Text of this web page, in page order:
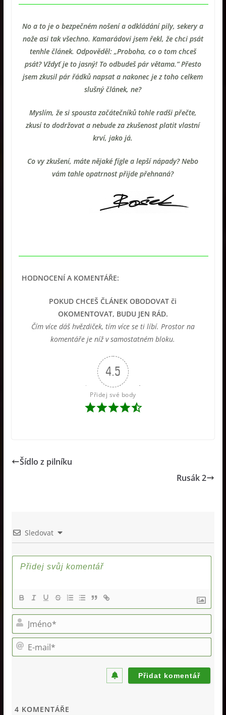
No a to je o bezpečném nošení a odkládání pily, sekery a
nože asi tak všechno. Kamarádovi jsem řekl, že chci psát
tenhle článek. Odpověděl: „Proboha, co o tom chceš
psát? Vždyť je to jasný! To odbudeš pár větama.“ Přesto
jsem zkusil pár řádků napsat a nakonec je z toho celkem
slušný článek, ne?
Myslím, že si spousta začátečníků tohle radši přečte,
zkusí to dodržovat a nebude za zkušenost platit vlastní
krví, jako já.
Co vy zkušení, máte nějaké fígle a lepší nápady? Nebo
vám tahle opatrnost přijde přehnaná?
HODNOCENÍ A KOMENTÁŘE:
POKUD CHCEŠ ČLÁNEK OBODOVAT či
OKOMENTOVAT, BUDU JEN RÁD.
Čím více dáš hvězdiček, tím více se ti líbí. Prostor na
komentáře je níž v samostatném bloku.
4.5
Přidej své body
Šídlo z pilníku
Rusák 2
Sledovat
m
é
n
E
-
4 KOMENTÁŘE